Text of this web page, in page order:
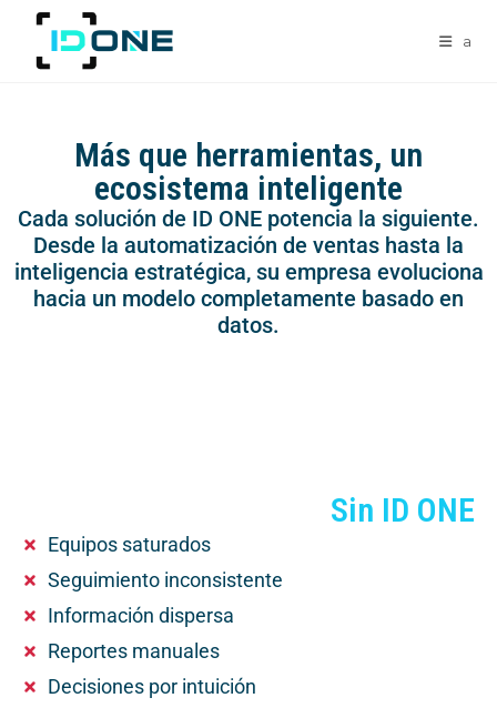
a
Más que herramientas, un
ecosistema inteligente
Cada solución de ID ONE potencia la siguiente.
Desde la automatización de ventas hasta la
inteligencia estratégica, su empresa evoluciona
hacia un modelo completamente basado en
datos.
Sin ID ONE
Equipos saturados
Seguimiento inconsistente
Información dispersa
Reportes manuales
Decisiones por intuición